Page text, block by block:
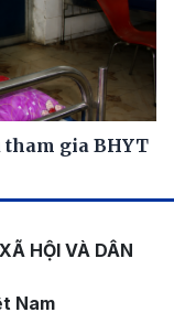
tham gia BHYT
HỘI VÀ DÂN
Nam